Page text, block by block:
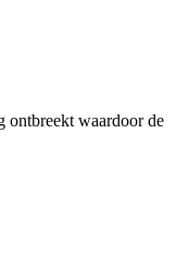
ontbreekt waardoor de